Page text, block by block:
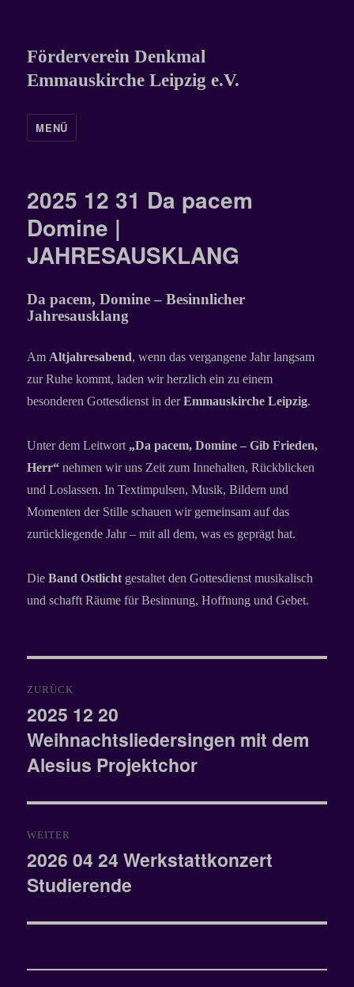
Förderverein Denkmal
Emmauskirche Leipzig e.V.
MENÜ
2025 12 31 Da pacem
Domine |
JAHRESAUSKLANG
Da pacem, Domine – Besinnlicher
Jahresausklang
Am Altjahresabend, wenn das vergangene Jahr langsam
zur Ruhe kommt, laden wir herzlich ein zu einem
besonderen Gottesdienst in derEmmauskirche Leipzig.
Unter dem Leitwort „Da pacem, Domine – Gib Frieden,
Herr“ nehmen wir uns Zeit zum Innehalten, Rückblicken
und Loslassen. In Textimpulsen, Musik, Bildern und
Momenten der Stille schauen wir gemeinsam auf das
zurückliegende Jahr – mit all dem, was es geprägt hat.
DieBand Ostlicht gestaltet den Gottesdienst musikalisch
und schafft Räume für Besinnung, Hoffnung und Gebet.
ZURÜCK
Vorheriger
Beitrag:
2025 12 20
Weihnachtsliedersingen mit dem
Alesius Projektchor
WEITER
Nächster
Beitrag:
2026 04 24 Werkstattkonzert
Studierende